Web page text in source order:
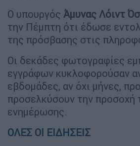
Ο υπουργός Άμυνας Λόιντ
την Πέμπτη ότι έδωσε
της πρόσβασης στις
Οι δεκάδες φωτογραφίες
εγγράφων κυκλοφορούσαν
εβδομάδες, αν όχι μήνες,
προσελκύσουν την
ενημέρωσης.
ΟΛΕΣ ΟΙ ΕΙΔΗΣΕΙΣ